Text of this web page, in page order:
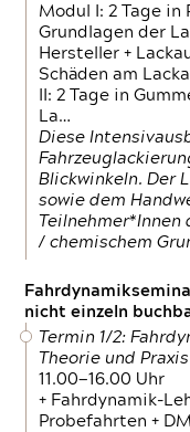
Modul I: 2 Tage in
Grundlagen der
Hersteller +
Schäden am
II: 2 Tage in
La…
Diese
Blickwinkeln. Der
sowie dem
/ chemischem
nicht einzeln
Termin 1/2:
Theorie und Praxis
11.00—16.00 Uhr
+ Fahrdynamik-
Probefahrten +